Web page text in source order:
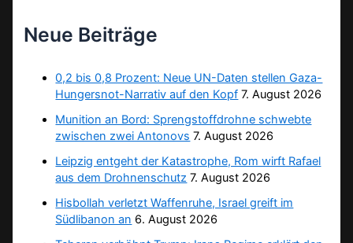
Neue Beiträge
0,2 bis 0,8 Prozent: Neue UN-Daten stellen Gaza-
Hungersnot-Narrativ auf den Kopf 7. August 2026
Munition an Bord: Sprengstoffdrohne schwebte
zwischen zwei Antonovs 7. August 2026
Leipzig entgeht der Katastrophe, Rom wirft Rafael
aus dem Drohnenschutz 7. August 2026
Hisbollah verletzt Waffenruhe, Israel greift im
Südlibanon an 6. August 2026